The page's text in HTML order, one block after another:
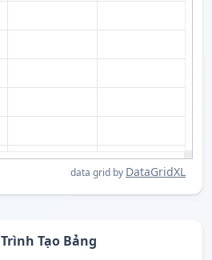
data grid by DataGridXL
Trình Tạo Bảng